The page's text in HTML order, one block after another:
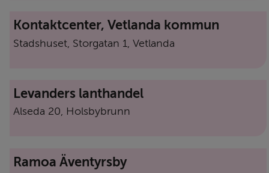
Kontaktcenter, Vetlanda kommun
Stadshuset, Storgatan 1, Vetlanda
Levanders lanthandel
Alseda 20, Holsbybrunn
Ramoa Äventyrsby